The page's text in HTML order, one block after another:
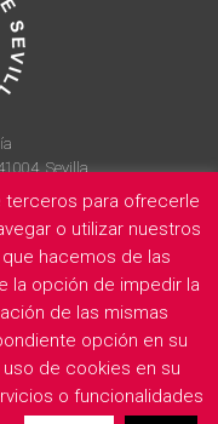
Sevilla
de privacidad Cookies
terceros para ofrecerle
o utilizar nuestros
hacemos de las
la opción de impedir la
de las mismas
opción en su
de cookies en su
o funcionalidades